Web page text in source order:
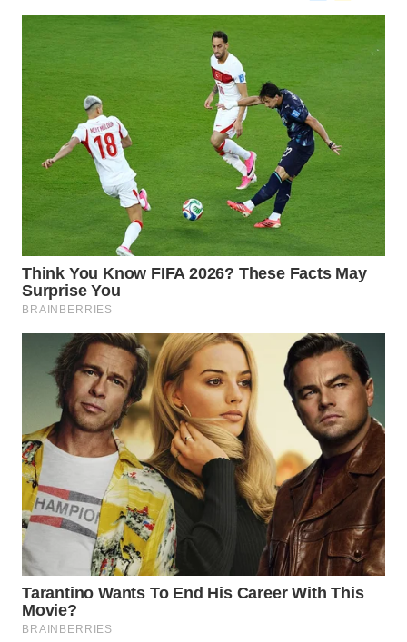
WN
MALUT
WN
DAIRI
WN
DANAU
TOBA
WN
WN
LANGKAT
WN
TAPANULI
SELATAN
WN
TANJUNG
WN
KARO